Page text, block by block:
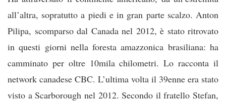
all’altra, sopratutto a piedi e in gran parte scalzo. Anton
Pilipa, scomparso dal Canada nel 2012, è stato ritrovato
in questi giorni nella foresta amazzonica brasiliana: ha
camminato per oltre 10mila chilometri. Lo racconta il
network canadese CBC. L’ultima volta il 39enne era stato
visto a Scarborough nel 2012. Secondo il fratello Stefan,